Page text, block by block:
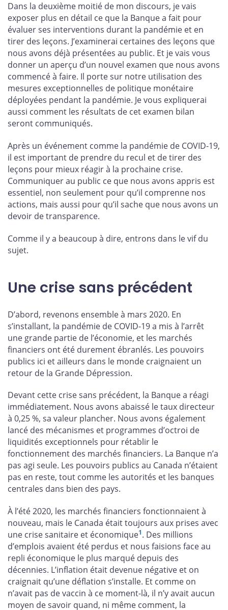
Dans la deuxième moitié de mon discours, je vais
exposer plus en détail ce que la Banque a fait pour
évaluer ses interventions durant la pandémie et en
tirer des leçons. J’examinerai certaines des leçons que
nous avons déjà présentées au public. Et je vais vous
donner un aperçu d’un nouvel examen que nous avons
commencé à faire. Il porte sur notre utilisation des
mesures exceptionnelles de politique monétaire
déployées pendant la pandémie. Je vous expliquerai
aussi comment les résultats de cet examen bilan
seront communiqués.
Après un événement comme la pandémie de COVID-19,
il est important de prendre du recul et de tirer des
leçons pour mieux réagir à la prochaine crise.
Communiquer au public ce que nous avons appris est
essentiel, non seulement pour qu’il comprenne nos
actions, mais aussi pour qu’il sache que nous avons un
devoir de transparence.
Comme il y a beaucoup à dire, entrons dans le vif du
sujet.
Une crise sans précédent
D’abord, revenons ensemble à mars 2020. En
s’installant, la pandémie de COVID-19 a mis à l’arrêt
une grande partie de l’économie, et les marchés
financiers ont été durement ébranlés. Les pouvoirs
publics ici et ailleurs dans le monde craignaient un
retour de la Grande Dépression.
Devant cette crise sans précédent, la Banque a réagi
immédiatement. Nous avons abaissé le taux directeur
à 0,25 %, sa valeur plancher. Nous avons également
lancé des mécanismes et programmes d’octroi de
liquidités exceptionnels pour rétablir le
fonctionnement des marchés financiers. La Banque n’a
pas agi seule. Les pouvoirs publics au Canada n’étaient
pas en reste, tout comme les autorités et les banques
centrales dans bien des pays.
À l’été 2020, les marchés financiers fonctionnaient à
nouveau, mais le Canada était toujours aux prises avec
une crise sanitaire et économique1. Des millions
d’emplois avaient été perdus et nous faisions face au
repli économique le plus marqué depuis des
décennies. L’inflation était devenue négative et on
craignait qu’une déflation s’installe. Et comme on
n’avait pas de vaccin à ce moment-là, il n’y avait aucun
moyen de savoir quand, ni même comment, la